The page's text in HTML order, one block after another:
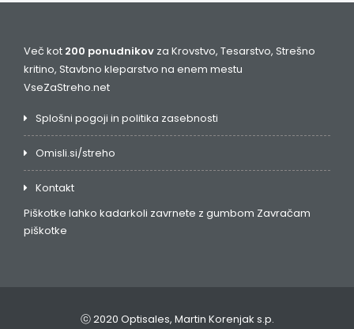
Več kot 200 ponudnikov za Krovstvo, Tesarstvo, Strešno
kritino, Stavbno kleparstvo na enem mestu
VseZaStreho.net
Splošni pogoji in politika zasebnosti
Omisli.si/streho
Kontakt
Piškotke lahko kadarkoli zavrnete z gumbom Zavračam
piškotke
ⓒ 2020 Optisales, Martin Korenjak s.p.